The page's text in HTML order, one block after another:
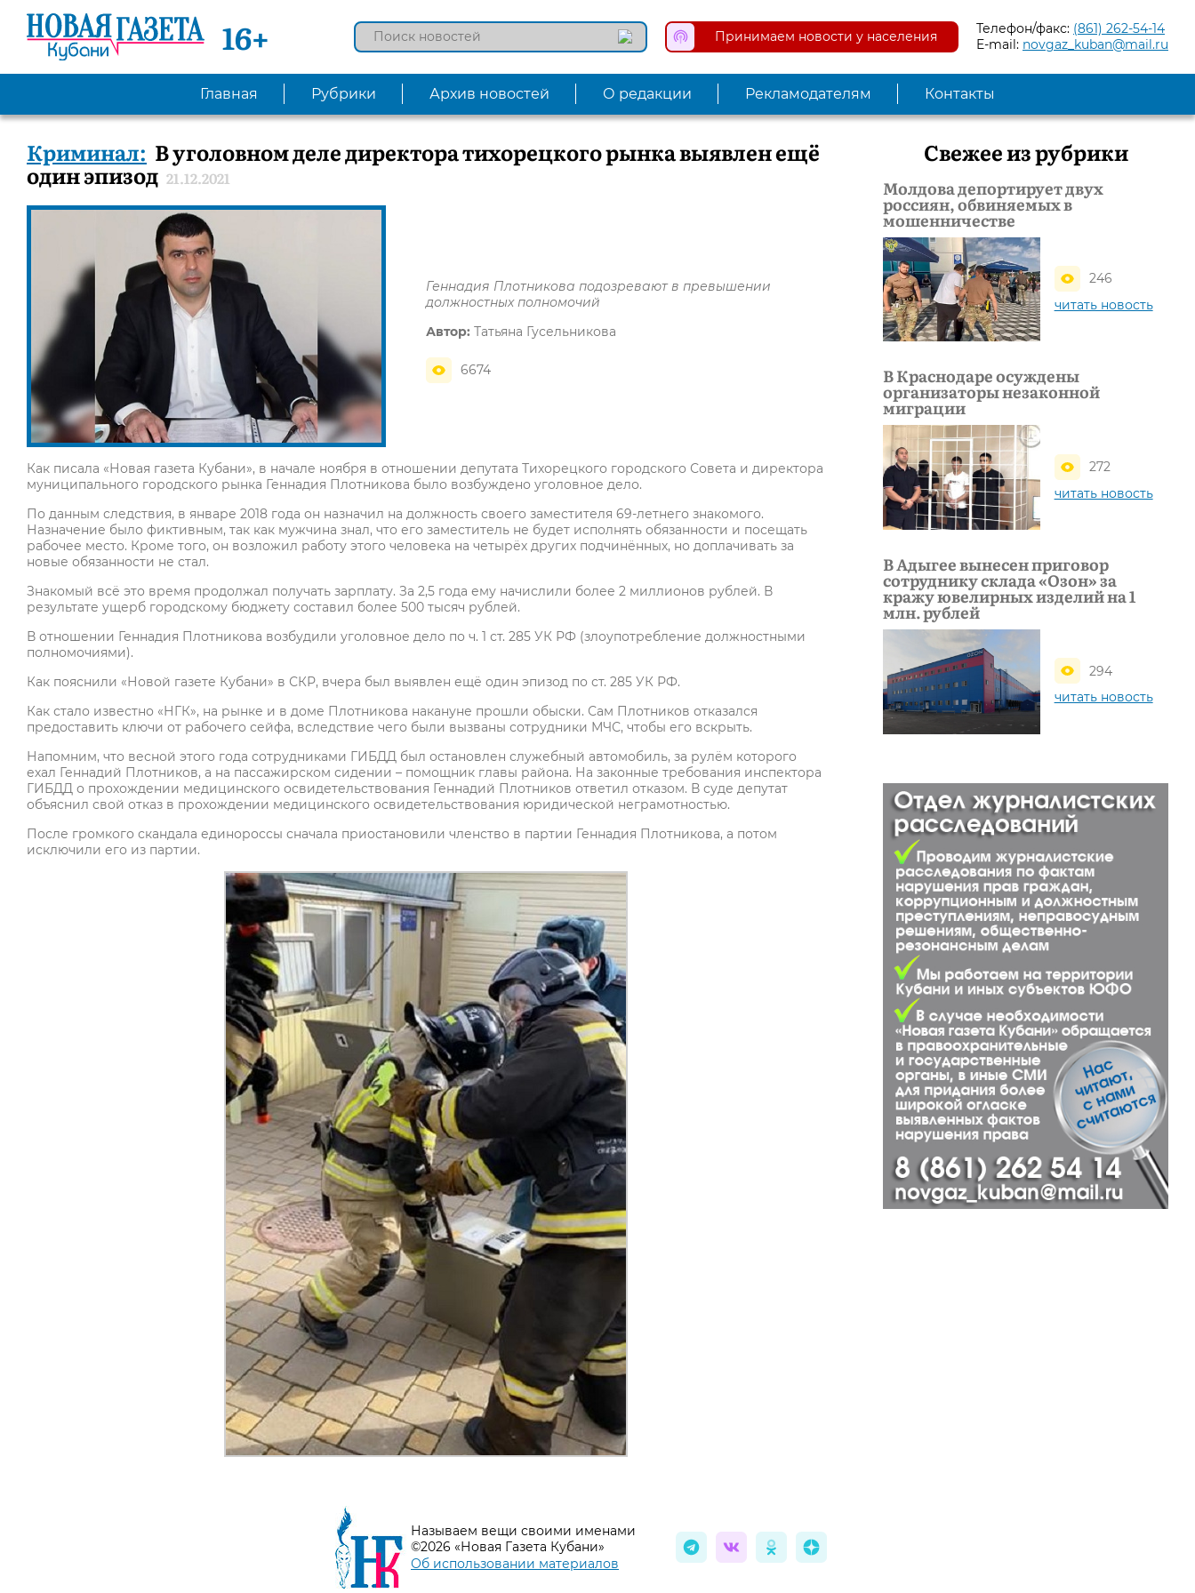
16+ Принимаем новости у населения Телефон/факс: (861) 262-54-14
E-mail: novgaz_kuban@mail.ru
Главная Рубрики Архив новостей О редакции Рекламодателям Контакты
Криминал: В уголовном деле директора тихорецкого рынка выявлен ещё
один эпизод 21.12.2021
Геннадия Плотникова подозревают в превышении
должностных полномочий
Автор: Татьяна Гусельникова
6674
Как писала «Новая газета Кубани», в начале ноября в отношении депутата Тихорецкого городского Совета и директора
муниципального городского рынка Геннадия Плотникова было возбуждено уголовное дело.
По данным следствия, в январе 2018 года он назначил на должность своего заместителя 69-летнего знакомого.
Назначение было фиктивным, так как мужчина знал, что его заместитель не будет исполнять обязанности и посещать
рабочее место. Кроме того, он возложил работу этого человека на четырёх других подчинённых, но доплачивать за
новые обязанности не стал.
Знакомый всё это время продолжал получать зарплату. За 2,5 года ему начислили более 2 миллионов рублей. В
результате ущерб городскому бюджету составил более 500 тысяч рублей.
В отношении Геннадия Плотникова возбудили уголовное дело по ч. 1 ст. 285 УК РФ (злоупотребление должностными
полномочиями).
Как пояснили «Новой газете Кубани» в СКР, вчера был выявлен ещё один эпизод по ст. 285 УК РФ.
Как стало известно «НГК», на рынке и в доме Плотникова накануне прошли обыски. Сам Плотников отказался
предоставить ключи от рабочего сейфа, вследствие чего были вызваны сотрудники МЧС, чтобы его вскрыть.
Напомним, что весной этого года сотрудниками ГИБДД был остановлен служебный автомобиль, за рулём которого
ехал Геннадий Плотников, а на пассажирском сидении – помощник главы района. На законные требования инспектора
ГИБДД о прохождении медицинского освидетельствования Геннадий Плотников ответил отказом. В суде депутат
объяснил свой отказ в прохождении медицинского освидетельствования юридической неграмотностью.
После громкого скандала единороссы сначала приостановили членство в партии Геннадия Плотникова, а потом
исключили его из партии.
Свежее из рубрики
Молдова депортирует двух
россиян, обвиняемых в
мошенничестве
246
читать новость
В Краснодаре осуждены
организаторы незаконной
миграции
272
читать новость
В Адыгее вынесен приговор
сотруднику склада «Озон» за
кражу ювелирных изделий на 1
млн. рублей
294
читать новость
Называем вещи своими именами
©2026 «Новая Газета Кубани»
Об использовании материалов